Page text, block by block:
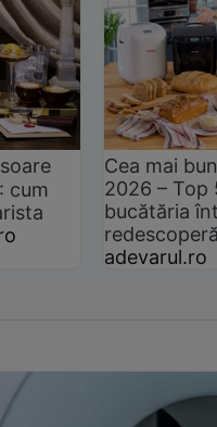
cum
Cea mai
2026 –
bucătăria
adevarul.ro